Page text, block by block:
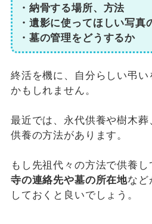
・納骨する場所、方法
・遺影に使ってほしい写真
・墓の管理をどうするか
終活を機に、自分らしい弔
かもしれません。
最近では、永代供養や樹木
供養の方法があります。
もし先祖代々の方法で供養し
寺の連絡先や墓の所在地など
しておくと良いでしょう。